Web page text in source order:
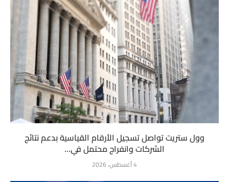
وول ستريت تواصل تسجيل الأرقام القياسية بدعم نتائج
الشركات وانفراج محتمل في...
4 أغسطس، 2026